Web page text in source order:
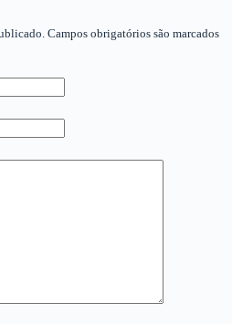
Campos obrigatórios são marcados